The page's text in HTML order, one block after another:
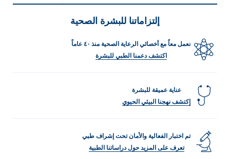
إلتزاماتنا للبشرة الصحية
نعمل معاً مع أخصائي الرعاية الصحية منذ ٤٠ عاماً
اكتشف دعمنا الطبي للبشرة
عناية عميقة للبشرة
إكتشف نهجنا البيئي الحيوي
تم اختبار الفعالية والأمان تحت إشراف طبي
تعرف على المزيد حول دراساتنا الطبية